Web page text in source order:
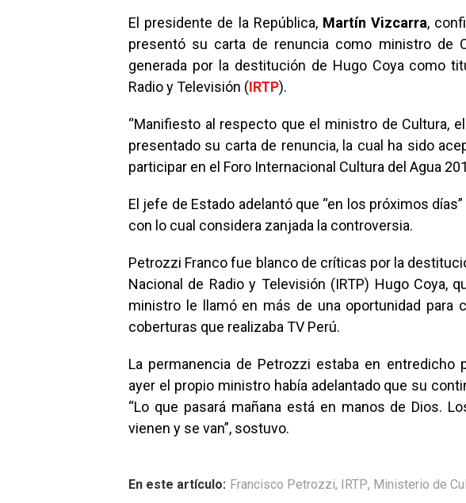
El presidente de la República, Martín Vizcarra,
presentó su carta de renuncia como ministro de
generada por la destitución de Hugo Coya como
Radio y Televisión (IRTP).
“Manifiesto al respecto que el ministro de Cultura,
presentado su carta de renuncia, la cual ha sido
participar en el Foro Internacional Cultura del Agua
El jefe de Estado adelantó que “en los próximos
con lo cual considera zanjada la controversia.
Petrozzi Franco fue blanco de críticas por la
Nacional de Radio y Televisión (IRTP) Hugo Coya,
ministro le llamó en más de una oportunidad para
coberturas que realizaba TV Perú.
La permanencia de Petrozzi estaba en entredicho
ayer el propio ministro había adelantado que su
“Lo que pasará mañana está en manos de Dios.
vienen y se van”, sostuvo.
En este artículo: Francisco Petrozzi, IRTP, Ministerio de